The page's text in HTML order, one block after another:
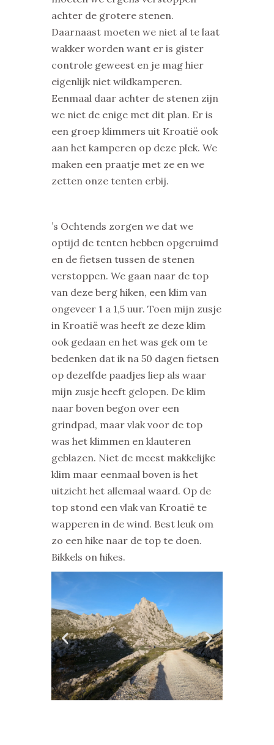
achter de grotere stenen.
Daarnaast moeten we niet al te laat
wakker worden want er is gister
controle geweest en je mag hier
eigenlijk niet wildkamperen.
Eenmaal daar achter de stenen zijn
we niet de enige met dit plan. Er is
een groep klimmers uit Kroatië ook
aan het kamperen op deze plek. We
maken een praatje met ze en we
zetten onze tenten erbij.
’s Ochtends zorgen we dat we
optijd de tenten hebben opgeruimd
en de fietsen tussen de stenen
verstoppen. We gaan naar de top
van deze berg hiken, een klim van
ongeveer 1 a 1,5 uur. Toen mijn zusje
in Kroatië was heeft ze deze klim
ook gedaan en het was gek om te
bedenken dat ik na 50 dagen fietsen
op dezelfde paadjes liep als waar
mijn zusje heeft gelopen. De klim
naar boven begon over een
grindpad, maar vlak voor de top
was het klimmen en klauteren
geblazen. Niet de meest makkelijke
klim maar eenmaal boven is het
uitzicht het allemaal waard. Op de
top stond een vlak van Kroatië te
wapperen in de wind. Best leuk om
zo een hike naar de top te doen.
Bikkels on hikes.